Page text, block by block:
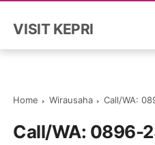
VISIT KEPRI
Home Wirausaha Call/WA: 0896-
Call/WA: 0896-